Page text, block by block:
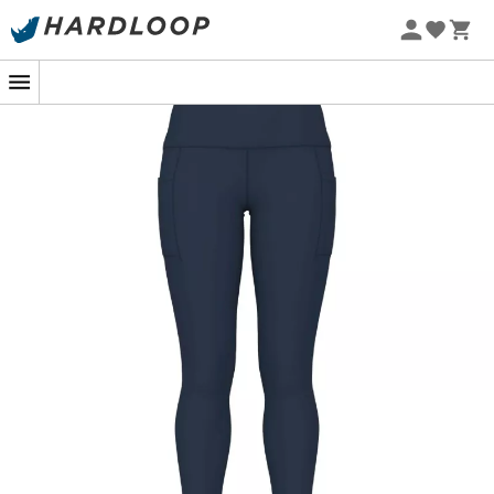
Letnie promocje 🔥 -5% DODATKOWO przy zakupie 2
Podczas chłodnego poranka, gdy rosa wciąż łaskocze
źdźbła trawy, wyrusz na podbój swoich celów z
Pocket High Rise Legging 27" od New Balance
legginsy do biegania
są dyskretnym, ale potężnym
sojusznikiem na każdą sportową wyprawę.
Zaprojektowane, aby przylegać do ciała niczym druga
skóra, oferują absolutną swobodę ruchów, niezależnie od